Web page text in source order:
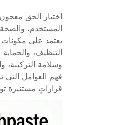
اختيار الحق
المستخدم،
يعتمد على
التنظيف،
وسلامة
فهم العوامل التي
قراراتٍ مستنيرة